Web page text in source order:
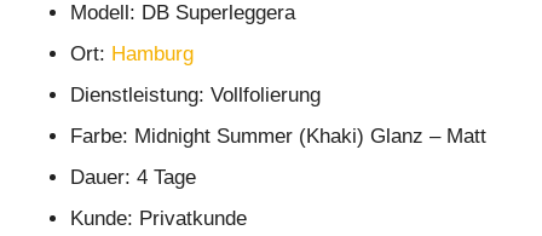
Modell: DB Superleggera
Ort: Hamburg
Dienstleistung: Vollfolierung
Farbe: Midnight Summer (Khaki) Glanz – Matt
Dauer: 4 Tage
Kunde: Privatkunde